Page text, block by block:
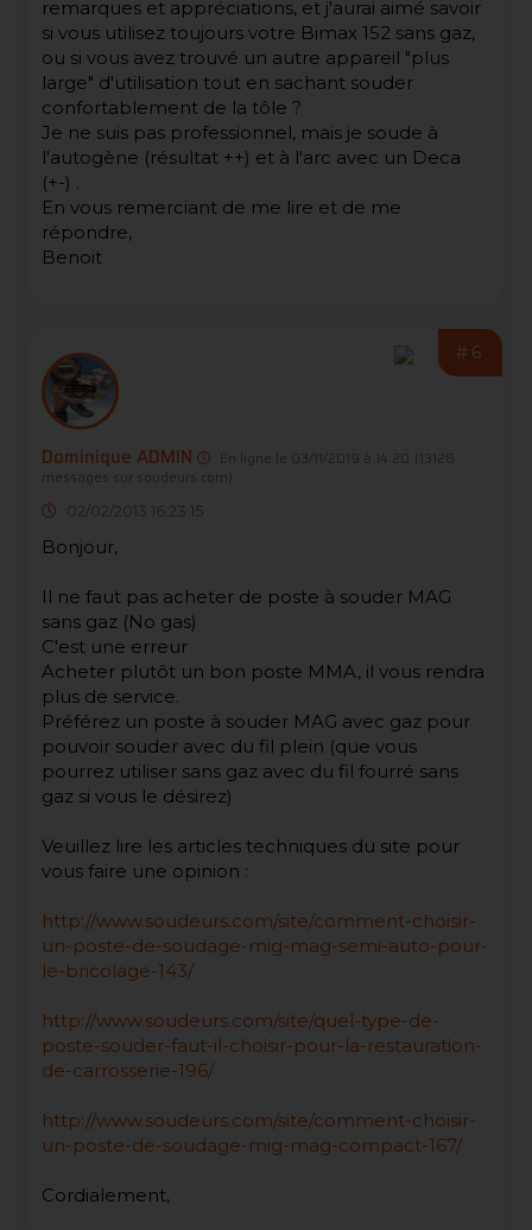
remarques et appréciations, et j'aurai aimé savoir
si vous utilisez toujours votre Bimax 152 sans gaz,
ou si vous avez trouvé un autre appareil "plus
large" d'utilisation tout en sachant souder
confortablement de la tôle ?
Je ne suis pas professionnel, mais je soude à
l'autogène (résultat ++) et à l'arc avec un Deca
(+-) .
En vous remerciant de me lire et de me
répondre,
Benoit
#6
Dominique ADMIN En ligne le 03/11/2019 à 14:20
(13128
messages sur soudeurs.com)
02/02/2013 16:23:15
Bonjour,
Il ne faut pas acheter de poste à souder MAG
sans gaz (No gas)
C'est une erreur
Acheter plutôt un bon poste MMA, il vous rendra
plus de service.
Préférez un poste à souder MAG avec gaz pour
pouvoir souder avec du fil plein (que vous
pourrez utiliser sans gaz avec du fil fourré sans
gaz si vous le désirez)
Veuillez lire les articles techniques du site pour
vous faire une opinion :
http://www.soudeurs.com/site/comment-choisir-
un-poste-de-soudage-mig-mag-semi-auto-pour-
le-bricolage-143/
http://www.soudeurs.com/site/quel-type-de-
poste-souder-faut-il-choisir-pour-la-restauration-
de-carrosserie-196/
http://www.soudeurs.com/site/comment-choisir-
un-poste-de-soudage-mig-mag-compact-167/
Cordialement,